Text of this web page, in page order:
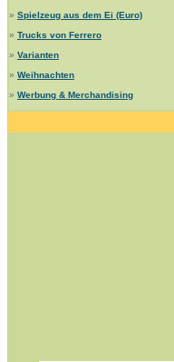
» Spielzeug aus dem Ei (Euro)
» Trucks von Ferrero
» Varianten
» Weihnachten
» Werbung & Merchandising